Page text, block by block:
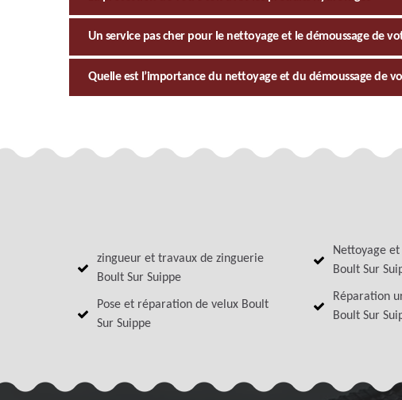
Un service pas cher pour le nettoyage et le démoussage de
Quelle est l’importance du nettoyage et du démoussage de
zingueur et travaux de zinguerie
Boult Sur Suippe
Pose et réparation de velux Boult
Sur Suippe
Nettoyage
Boult Sur
Réparation
Boult Sur